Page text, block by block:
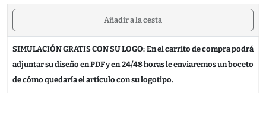
Añadir a la cesta
SIMULACIÓN GRATIS CON SU LOGO: En el carrito de compra podrá
adjuntar su diseño en PDF y en 24/48 horas le enviaremos un boceto
de cómo quedaría el artículo con su logotipo.